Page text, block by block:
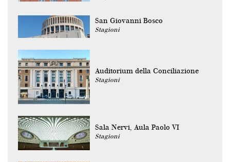
San Giovanni Bosco
Stagioni
Auditorium della Conciliazione
Stagioni
Sala Nervi, Aula Paolo VI
Stagioni